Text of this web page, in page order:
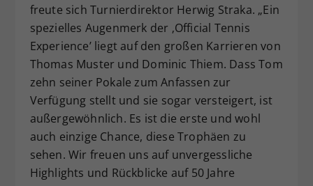
freute sich Turnierdirektor Herwig Straka. „Ein
spezielles Augenmerk der ‚Official Tennis
Experience’ liegt auf den großen Karrieren von
Thomas Muster und Dominic Thiem. Dass Tom
zehn seiner Pokale zum Anfassen zur
Verfügung stellt und sie sogar versteigert, ist
außergewöhnlich. Es ist die erste und wohl
auch einzige Chance, diese Trophäen zu
sehen. Wir freuen uns auf unvergessliche
Highlights und Rückblicke auf 50 Jahre